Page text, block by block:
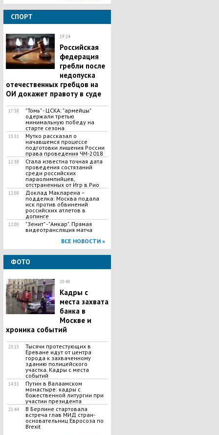
СПОРТ
19:24
Российская
федерация
гребли после
недопуска
отечественных гребцов на
ОИ докажет правоту в суде
17:38
"Томь" - ЦСКА: "армейцы"
одержали третью
минимальную победу на
старте сезона
13:31
Мутко рассказал о
начавшемся процессе
подготовки лишения России
права проведения ЧМ-2018
12:38
Стала известна точная дата
проведения состязаний
среди российских
параолимпийцев,
отстраненных от Игр в Рио
12:08
Доклад Макларена –
подделка: Москва подала
иск против обвинений
российских атлетов в
допинге
12:00
"Зенит" - "Амкар". Прямая
видеотрансляция матча
ВСЕ НОВОСТИ »
ФОТО
20:40
Кадры с
места захвата
банка в
Москве и
хроника событий
23:15
Тысячи протестующих в
Ереване идут от центра
города к захваченному
зданию полицейского
участка. Кадры с места
событий
14:31
Путин в Валаамском
монастыре: кадры с
божественной литургии при
участии президента
21:44
В Берлине стартовала
встреча глав МИД стран-
основательниц Евросоза по
Brexit